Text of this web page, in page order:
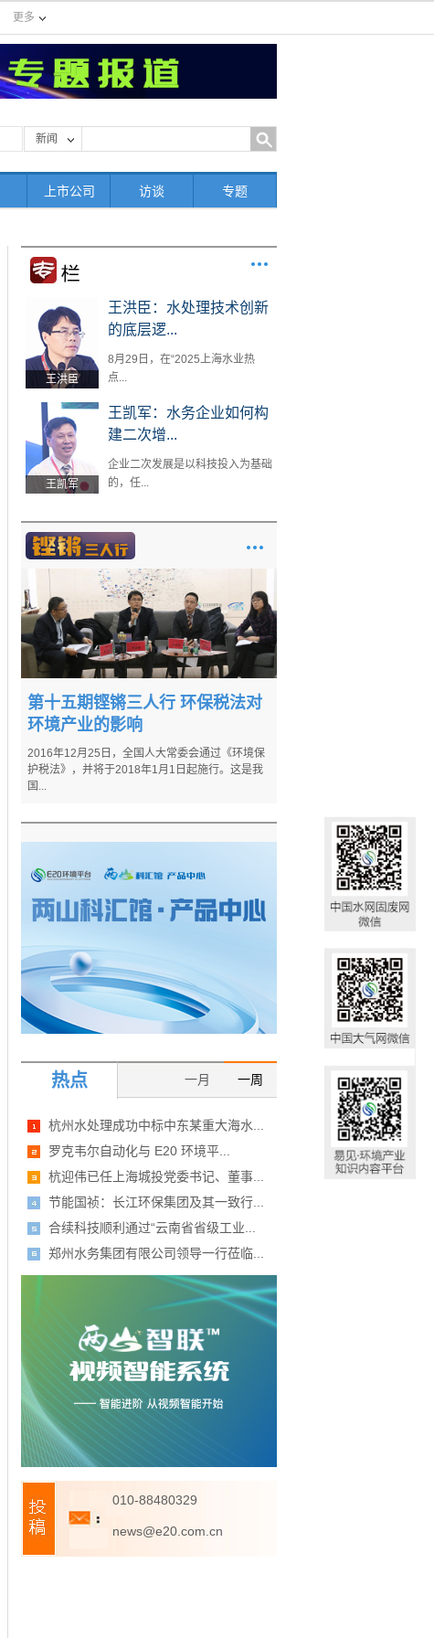
更多
新闻
上市公司 访谈 专题
王洪臣
王洪臣：水处理技术创新
的底层逻...
8月29日，在“2025上海水业热
点...
王凯军
王凯军：水务企业如何构
建二次增...
企业二次发展是以科技投入为基础
的，任...
第十五期铿锵三人行 环保税法对
环境产业的影响
2016年12月25日，全国人大常委会通过《环境保
护税法》，并将于2018年1月1日起施行。这是我
国...
热点 一周
一月
杭州水处理成功中标中东某重大海水...
罗克韦尔自动化与 E20 环境平...
杭迎伟已任上海城投党委书记、董事...
节能国祯：长江环保集团及其一致行...
合续科技顺利通过“云南省省级工业...
郑州水务集团有限公司领导一行莅临...
010-88480329
news@e20.com.cn